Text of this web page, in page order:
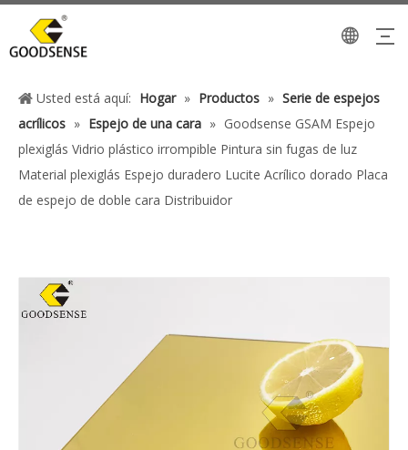
Usted está aquí: Hogar » Productos » Serie de espejos
acrílicos » Espejo de una cara » Goodsense GSAM Espejo
plexiglás Vidrio plástico irrompible Pintura sin fugas de luz
Material plexiglás Espejo duradero Lucite Acrílico dorado Placa
de espejo de doble cara Distribuidor